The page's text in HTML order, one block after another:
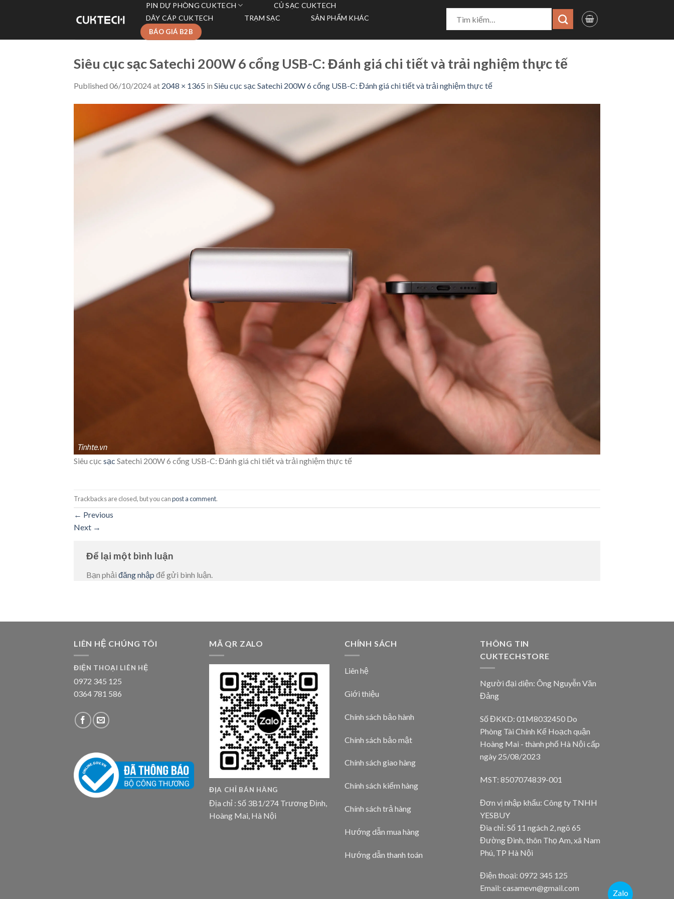
PIN DỰ PHÒNG CUKTECH
CỦ SẠC CUKTECH
DÂY CÁP CUKTECH
TRẠM SẠC SẢN PHẨM KHÁC
BÁO GIÁ B2B
kiếm:
Siêu cục sạc Satechi 200W 6 cổng USB-C: Đánh giá chi tiết và trải nghiệm thực tế
Published 06/10/2024at 2048 × 1365 in Siêu cục sạc Satechi 200W 6 cổng USB-C: Đánh giá chi tiết và trải nghiệm thực tế
Siêu cục sạc Satechi 200W 6 cổng USB-C: Đánh giá chi tiết và trải nghiệm thực tế
Trackbacks are closed, but you canpost a comment.
← Previous
Next →
Để lại một bình luận
Bạn phải đăng nhập để gửi bình luận.
LIÊN HỆ CHÚNG TÔI
ĐIỆN THOẠI LIÊN HỆ
0972 345 125
0364 781 586
MÃ QR ZALO
ĐỊA CHỈ BÁN HÀNG
Địa chỉ : Số 3B1/274 Trương Định,
Hoàng Mai, Hà Nội
Zalo
CHÍNH SÁCH
Liên hệ
Giới thiệu
Chính sách bảo hành
Chính sách bảo mật
Chính sách giao hàng
Chính sách kiểm hàng
Chính sách trả hàng
Hướng dẫn mua hàng
Hướng dẫn thanh toán
THÔNG TIN
CUKTECHSTORE
Người đại diện: Ông Nguyễn Văn
Đảng
Số ĐKKD: 01M8032450 Do
Phòng Tài Chính Kế Hoạch quận
Hoàng Mai - thành phố Hà Nội cấp
ngày 25/08/2023
MST: 8507074839-001
Đơn vị nhập khẩu: Công ty TNHH
YESBUY
Đia chỉ: Số 11 ngách 2, ngõ 65
Đường Đình, thôn Thọ Am, xã Nam
Phú, TP Hà Nội
Điện thoại: 0972 345 125
Email: casamevn@gmail.com